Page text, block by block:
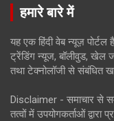
हमारे बारे में
यह एक हिंदी वेब न्यूज़
ट्रेंडिंग न्यूज, बॉलीवुड, खेल
तथा टेक्नोलॉजी से संबंधित
Disclaimer - समाचार से
तत्वों में उपयोगकर्ताओं द्वारा